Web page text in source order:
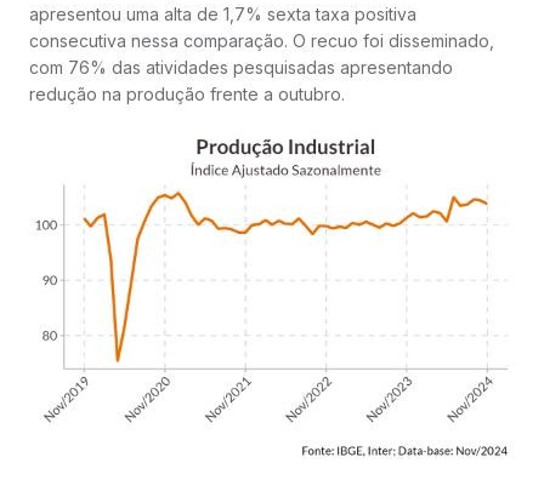
apresentou uma alta de 1,7% sexta taxa positiva
consecutiva nessa comparação. O recuo foi disseminado,
com 76% das atividades pesquisadas apresentando
redução na produção frente a outubro.